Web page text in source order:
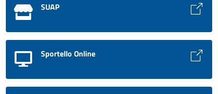
SUAP
Sportello Online